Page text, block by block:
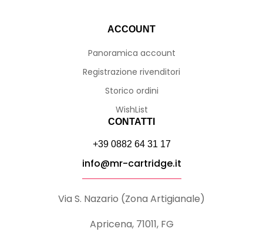
ACCOUNT
Panoramica account
Registrazione rivenditori
Storico ordini
WishList
CONTATTI
+39 0882 64 31 17
info@mr-cartridge.it
Via S. Nazario (Zona Artigianale)
Apricena, 71011, FG